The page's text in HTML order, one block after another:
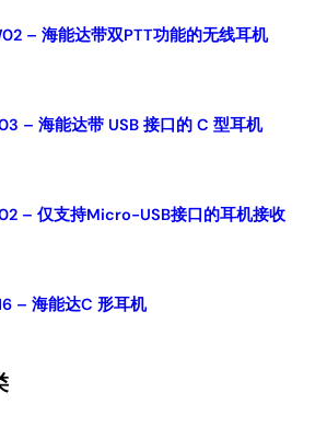
– 海能达带双PTT功能的无线耳机
– 海能达带 USB 接口的 C 型耳机
– 仅支持Micro-USB接口的耳机接收
– 海能达C 形耳机